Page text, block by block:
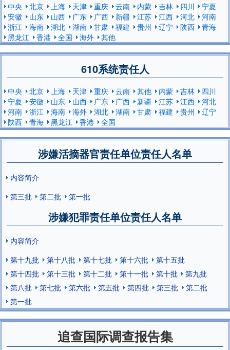
中央 北京 上海 天津 重庆 云南 内蒙 吉林 四川
宁夏
安徽
山东 山西 广东 广西 新疆 江苏 江西 河北
河南
浙江
海南 湖北 湖南 甘肃 福建 贵州 辽宁 陕西
青海
黑龙江
香港 全国 海外 其他
610系统责任人
中央 北京 上海 天津 重庆 云南 其他 内蒙 吉林
四川
宁夏
安徽 山东 山西 广东 广西 新疆 江苏 江西
河北
河南
浙江 海南 海外 湖北 湖南 甘肃 福建 贵州
辽宁
陕西
青海 黑龙江 香港 全国
涉嫌活摘器官责任单位责任人名单
内容简介
第三批
第二批 第一批
涉嫌犯罪责任单位责任人名单
内容简介
第十九批
第十八批 第十七批 第十六批
第十五批
第十四批
第十三批 第十二批 第十一批 第十批
第九批
第八批
第七批 第六批 第五批 第四批 第三批
第二批
第一批
追查国际调查报告集